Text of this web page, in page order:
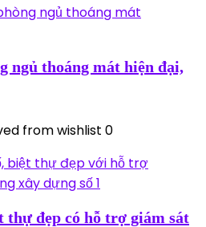
ngủ thoáng mát hiện đại,
from wishlist 0
thự đẹp có hỗ trợ giám sát